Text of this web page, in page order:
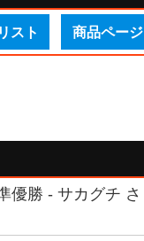
スト 商品ページ
優勝 - サカグチ さ